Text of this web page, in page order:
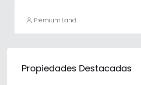
Premium Land
Propiedades Destacadas